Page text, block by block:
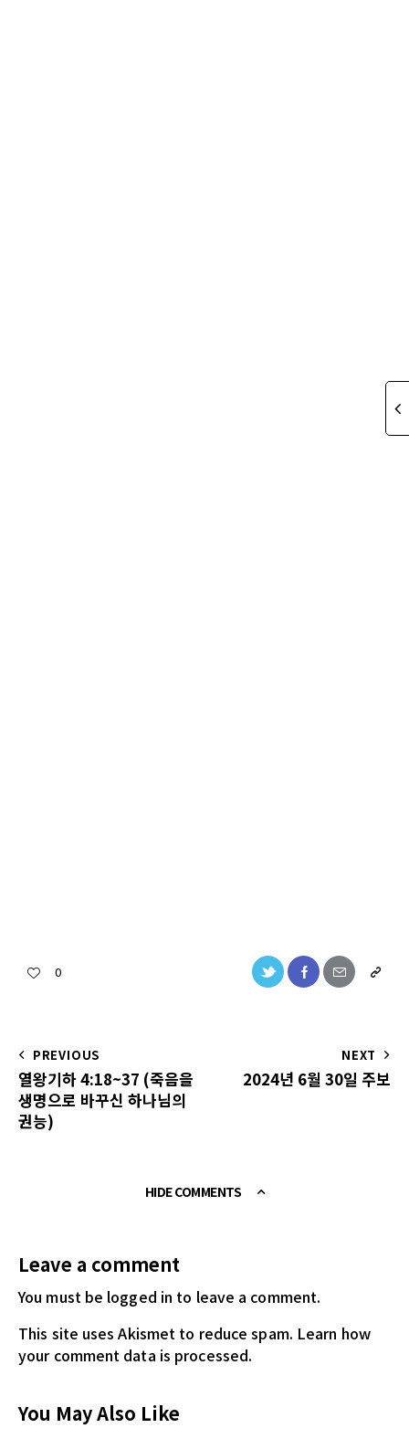
0
PREVIOUS
열왕기하 4:18~37 (죽음을
생명으로 바꾸신 하나님의
권능)
NEXT
2024년 6월 30일 주보
HIDE COMMENTS
Leave a comment
You must be logged in to leave a comment.
This site uses Akismet to reduce spam. Learn how
your comment data is processed.
You May Also Like